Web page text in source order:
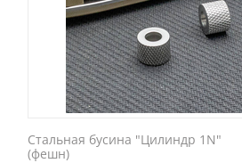
Стальная бусина "Цилиндр 1N"
(фешн)